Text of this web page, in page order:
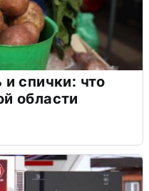
спички: что
области